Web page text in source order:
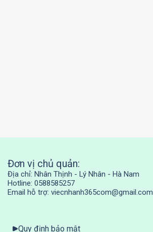
Đơn vị chủ quản:
Địa chỉ: Nhân Thịnh - Lý Nhân - Hà Nam
Hotline: 0588585257
Email hỗ trợ: viecnhanh365com@gmail.com
Quy định bảo mật